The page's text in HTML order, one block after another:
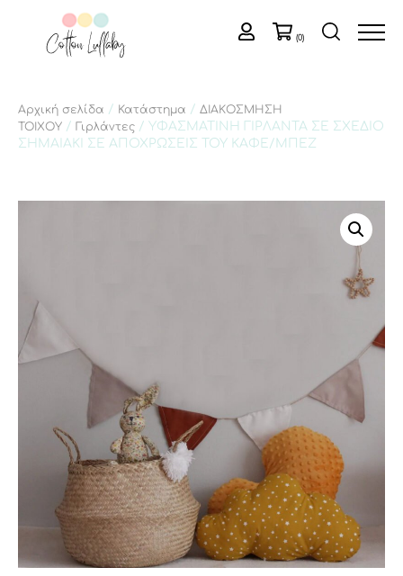
(0)
Αρχική σελίδα / Κατάστημα / ΔΙΑΚΟΣΜΗΣΗ
ΤΟΙΧΟΥ / Γιρλάντες / ΥΦΑΣΜΑΤΙΝΗ ΓΙΡΛΑΝΤΑ ΣΕ ΣΧΕΔΙΟ
ΣΗΜΑΙΑΚΙ ΣΕ ΑΠΟΧΡΩΣΕΙΣ ΤΟΥ ΚΑΦΕ/ΜΠΕΖ